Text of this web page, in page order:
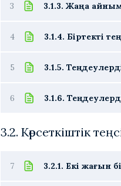
3 3.1.3. Жаңа
4 3.1.4. Біртекті
5 3.1.5.
6 3.1.6.
3.2. Көрсеткіштік
7 3.2.1. Екі жағын